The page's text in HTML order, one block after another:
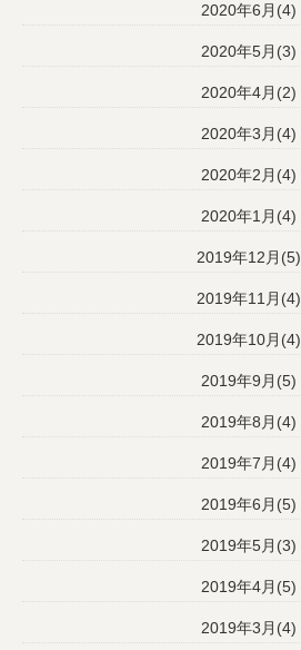
2020年6月(4)
2020年5月(3)
2020年4月(2)
2020年3月(4)
2020年2月(4)
2020年1月(4)
2019年12月(5)
2019年11月(4)
2019年10月(4)
2019年9月(5)
2019年8月(4)
2019年7月(4)
2019年6月(5)
2019年5月(3)
2019年4月(5)
2019年3月(4)